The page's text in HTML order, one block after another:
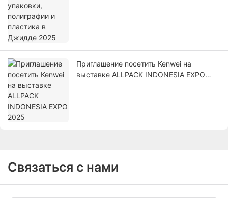
Приглашение посетить Kenwei на
выставке ALLPACK INDONESIA EXPO
Связаться с нами